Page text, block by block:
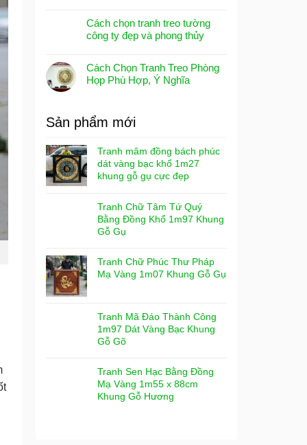
Cách chọn tranh treo tường
công ty đẹp và phong thủy
Cách Chọn Tranh Treo Phòng
Họp Phù Hợp, Ý Nghĩa
Sản phẩm mới
Tranh mâm đồng bách phúc
dát vàng bạc khổ 1m27
khung gỗ gụ cực đẹp
Tranh Chữ Tâm Tứ Quý
Bằng Đồng Khổ 1m97 Khung
Gỗ Gụ
Tranh Chữ Phúc Thư Pháp
Mạ Vàng 1m07 Khung Gỗ Gụ
Tranh Mã Đáo Thành Công
1m97 Dát Vàng Bạc Khung
Gỗ Gõ
Tranh Sen Hạc Bằng Đồng
Mạ Vàng 1m55 x 88cm
Khung Gỗ Hương